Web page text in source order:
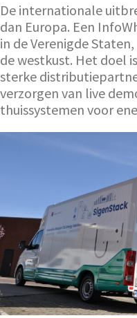
De internationale
dan Europa. Een
in de Verenigde
de westkust. Het doel
sterke
verzorgen van live
thuissystemen voor